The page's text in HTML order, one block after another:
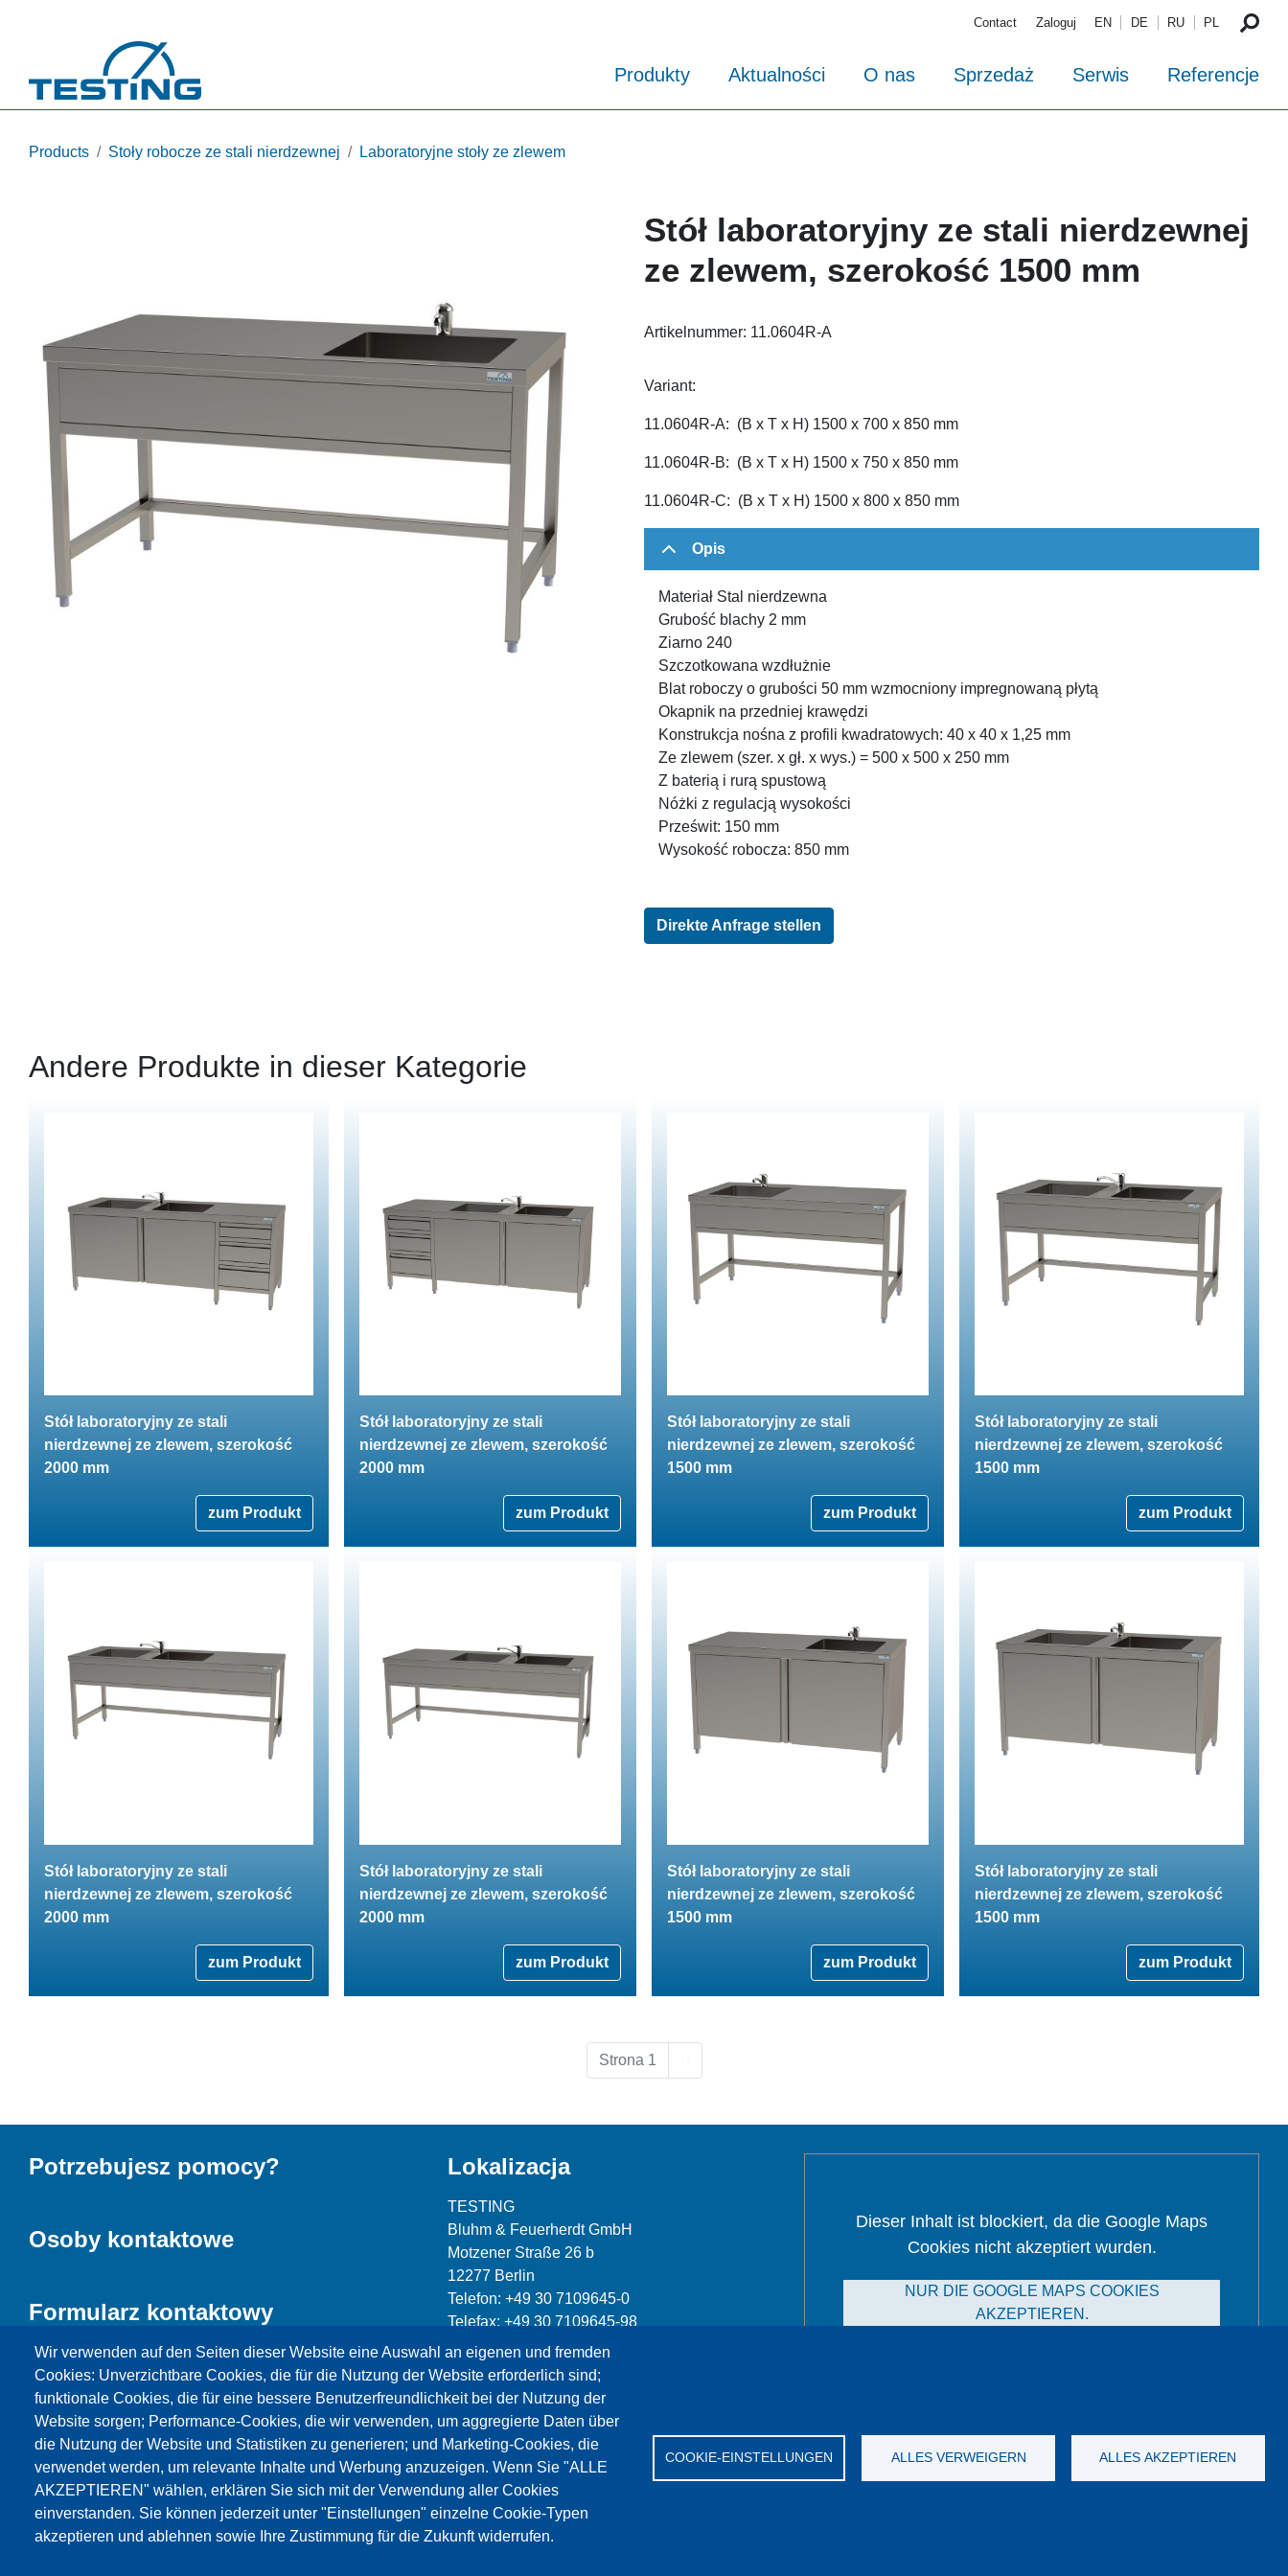
Contact Zaloguj EN DE RU PL
Produkty Aktualności O nas Sprzedaż Serwis Referencje
Products Stoły robocze ze stali nierdzewnej Laboratoryjne stoły ze zlewem
Stół laboratoryjny ze stali nierdzewnej
ze zlewem, szerokość 1500 mm
Artikelnummer: 11.0604R-A
Variant:
11.0604R-A: (B x T x H) 1500 x 700 x 850 mm
11.0604R-B: (B x T x H) 1500 x 750 x 850 mm
11.0604R-C: (B x T x H) 1500 x 800 x 850 mm
Opis
Materiał Stal nierdzewna
Grubość blachy 2 mm
Ziarno 240
Szczotkowana wzdłużnie
Blat roboczy o grubości 50 mm wzmocniony impregnowaną płytą
Okapnik na przedniej krawędzi
Konstrukcja nośna z profili kwadratowych: 40 x 40 x 1,25 mm
Ze zlewem (szer. x gł. x wys.) = 500 x 500 x 250 mm
Z baterią i rurą spustową
Nóżki z regulacją wysokości
Prześwit: 150 mm
Wysokość robocza: 850 mm
Direkte Anfrage stellen
Andere Produkte in dieser Kategorie
Stół laboratoryjny ze stali
nierdzewnej ze zlewem, szerokość
2000 mm
zum Produkt
Stół laboratoryjny ze stali
nierdzewnej ze zlewem, szerokość
2000 mm
zum Produkt
Stół laboratoryjny ze stali
nierdzewnej ze zlewem, szerokość
1500 mm
zum Produkt
Stół laboratoryjny ze stali
nierdzewnej ze zlewem, szerokość
1500 mm
zum Produkt
Stół laboratoryjny ze stali
nierdzewnej ze zlewem, szerokość
2000 mm
zum Produkt
Stół laboratoryjny ze stali
nierdzewnej ze zlewem, szerokość
2000 mm
zum Produkt
Stół laboratoryjny ze stali
nierdzewnej ze zlewem, szerokość
1500 mm
zum Produkt
Stół laboratoryjny ze stali
nierdzewnej ze zlewem, szerokość
1500 mm
zum Produkt
Strona 1
Wir verwenden auf den Seiten dieser Website eine Auswahl an eigenen und fremden
Cookies: Unverzichtbare Cookies, die für die Nutzung der Website erforderlich sind;
funktionale Cookies, die für eine bessere Benutzerfreundlichkeit bei der Nutzung der
Website sorgen; Performance-Cookies, die wir verwenden, um aggregierte Daten über
die Nutzung der Website und Statistiken zu generieren; und Marketing-Cookies, die
verwendet werden, um relevante Inhalte und Werbung anzuzeigen. Wenn Sie "ALLE
AKZEPTIEREN" wählen, erklären Sie sich mit der Verwendung aller Cookies
einverstanden. Sie können jederzeit unter "Einstellungen" einzelne Cookie-Typen
akzeptieren und ablehnen sowie Ihre Zustimmung für die Zukunft widerrufen.
COOKIE-EINSTELLUNGEN ALLES VERWEIGERN ALLES AKZEPTIEREN
Potrzebujesz pomocy?
Osoby kontaktowe
Formularz kontaktowy
Lokalizacja
TESTING
Bluhm & Feuerherdt GmbH
Motzener Straße 26 b
12277 Berlin
Telefon: +49 30 7109645-0
Telefax: +49 30 7109645-98
info@testing.de
Dieser Inhalt ist blockiert, da die Google Maps
Cookies nicht akzeptiert wurden.
NUR DIE GOOGLE MAPS COOKIES
AKZEPTIEREN.
Aktualności Serwis